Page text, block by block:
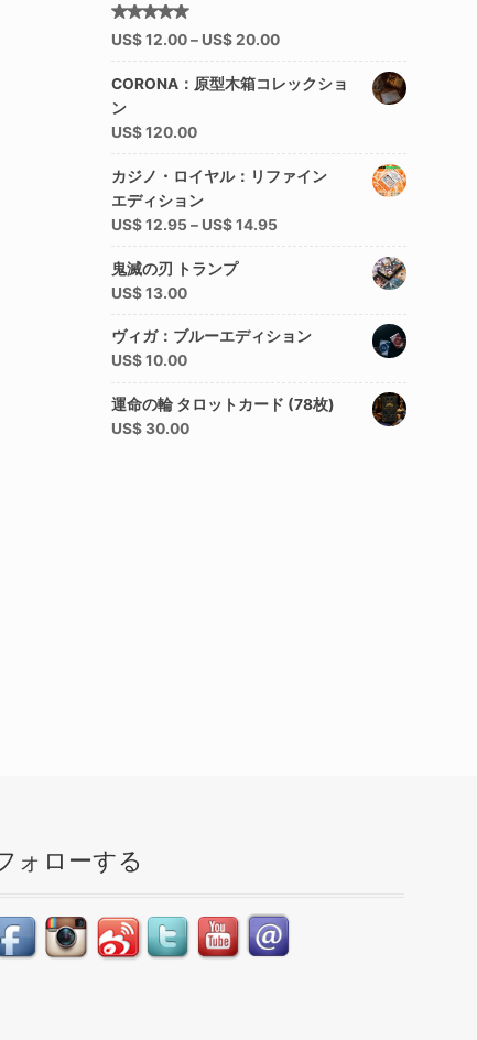
5段階中
5.00の
US$12.00– US$20.00
CORONA：原型木箱コレックショ
ン
US$120.00
カジノ・ロイヤル：リファイン
エディション
US$12.95 – US$14.95
鬼滅の刃 トランプ
US$13.00
ヴィガ：ブルーエディション
US$10.00
運命の輪 タロットカード (78枚)
US$30.00
ォローする